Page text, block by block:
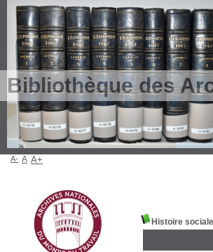
Bibliothèque des
Histoire
A- A A+